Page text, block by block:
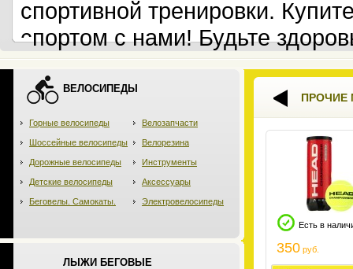
спортивной тренировки.
спортом с нами! Будьте
ВЕЛОСИПЕДЫ
Горные велосипеды
Шоссейные велосипеды
Дорожные велосипеды
Детские велосипеды
Беговелы. Самокаты.
Велозапчасти
Велорезина
Инструменты
Аксессуары
Электровелосипеды
ЛЫЖИ БЕГОВЫЕ
ПРОЧИЕ
Есть в
350 руб.